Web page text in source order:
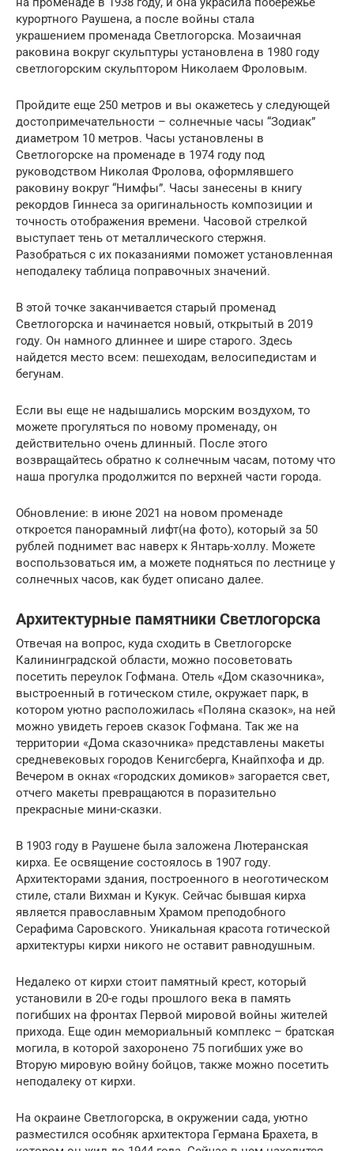
курортного Раушена, а после войны стала
украшением променада Светлогорска. Мозаичная
раковина вокруг скульптуры установлена в 1980 году
светлогорским скульптором Николаем Фроловым.
Пройдите еще 250 метров и вы окажетесь у следующей
достопримечательности – солнечные часы “Зодиак”
диаметром 10 метров. Часы установлены в
Светлогорске на променаде в 1974 году под
руководством Николая Фролова, оформлявшего
раковину вокруг “Нимфы”. Часы занесены в книгу
рекордов Гиннеса за оригинальность композиции и
точность отображения времени. Часовой стрелкой
выступает тень от металлического стержня.
Разобраться с их показаниями поможет установленная
неподалеку таблица поправочных значений.
В этой точке заканчивается старый променад
Светлогорска и начинается новый, открытый в 2019
году. Он намного длиннее и шире старого. Здесь
найдется место всем: пешеходам, велосипедистам и
бегунам.
Если вы еще не надышались морским воздухом, то
можете прогуляться по новому променаду, он
действительно очень длинный. После этого
возвращайтесь обратно к солнечным часам, потому что
наша прогулка продолжится по верхней части города.
Обновление: в июне 2021 на новом променаде
откроется панорамный лифт(на фото), который за 50
рублей поднимет вас наверх к Янтарь-холлу. Можете
воспользоваться им, а можете подняться по лестнице у
солнечных часов, как будет описано далее.
Архитектурные памятники Светлогорска
Отвечая на вопрос, куда сходить в Светлогорске
Калининградской области, можно посоветовать
посетить переулок Гофмана. Отель «Дом сказочника»,
выстроенный в готическом стиле, окружает парк, в
котором уютно расположилась «Поляна сказок», на ней
можно увидеть героев сказок Гофмана. Так же на
территории «Дома сказочника» представлены макеты
средневековых городов Кенигсберга, Кнайпхофа и др.
Вечером в окнах «городских домиков» загорается свет,
отчего макеты превращаются в поразительно
прекрасные мини-сказки.
В 1903 году в Раушене была заложена Лютеранская
кирха. Ее освящение состоялось в 1907 году.
Архитекторами здания, построенного в неоготическом
стиле, стали Вихман и Кукук. Сейчас бывшая кирха
является православным Храмом преподобного
Серафима Саровского. Уникальная красота готической
архитектуры кирхи никого не оставит равнодушным.
Недалеко от кирхи стоит памятный крест, который
установили в 20-е годы прошлого века в память
погибших на фронтах Первой мировой войны жителей
прихода. Еще один мемориальный комплекс – братская
могила, в которой захоронено 75 погибших уже во
Вторую мировую войну бойцов, также можно посетить
неподалеку от кирхи.
На окраине Светлогорска, в окружении сада, уютно
разместился особняк архитектора Германа Брахета, в